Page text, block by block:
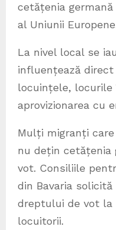
cetățenia
al Uniunii
La nivel local se
influențează direct
locuințele, locurile
aprovizionarea cu
Mulți migranți
nu dețin cetățenia
vot. Consiliile
din Bavaria
dreptului de vot la
locuitorii.